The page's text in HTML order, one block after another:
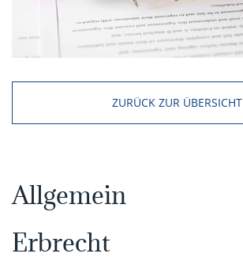
ZURÜCK ZUR ÜBERSICHT
Allgemein
Erbrecht